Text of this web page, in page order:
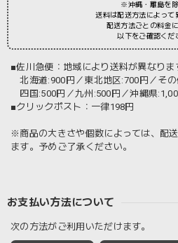
※沖縄・離島を除
送料は配送方法によって
配送方法ごとの料金
以下をご確認くだ
■佐川急便：地域により送料が異なりま
北海道:900円／東北地区:700円／その
四国:500円／九州:500円／沖縄県
■クリックポスト：一律198円
※商品の大きさや個数によっては、配
ます。予めご了承ください。
お支払い方法について
次の方法がご利用いただけます。